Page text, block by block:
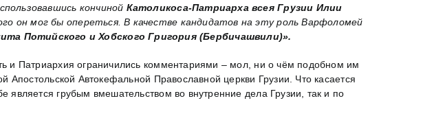
кончиной Католикоса-Патриарха всея Грузии Илии
он мог бы опереться. В качестве кандидатов на эту роль Варфоломей
Потийского и Хобского Григория (Бербичашвили)».
и Патриархия ограничились комментариями – мол, ни о чём подобном им
Автокефальной Православной церкви Грузии. Что касается
грубым вмешательством во внутренние дела Грузии, так и по